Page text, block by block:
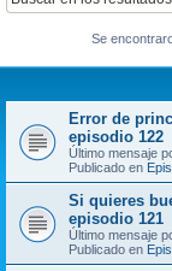
Se
Error de
episodio 122
Último mensaje
Publicado en
Si quieres
episodio 121
Último mensaje
Publicado en